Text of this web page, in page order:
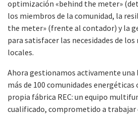
optimización «behind the meter»
los miembros de la comunidad, la
the meter» (frente al contador) y la
para satisfacer las necesidades de
locales.
Ahora gestionamos activamente una
más de 100 comunidades
propia fábrica REC: un equipo
cualificado, comprometido a trabajar